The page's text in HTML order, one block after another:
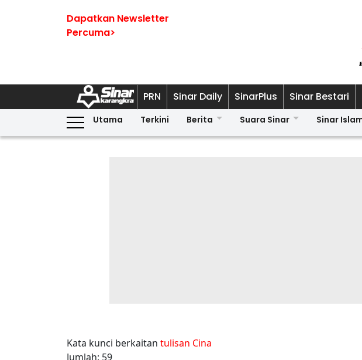
Dapatkan Newsletter
Percuma>
PRN Sinar Daily SinarPlus Sinar Bestari
Utama Terkini Berita Suara Sinar Sinar
Kata kunci berkaitan tulisan Cina
Jumlah: 59